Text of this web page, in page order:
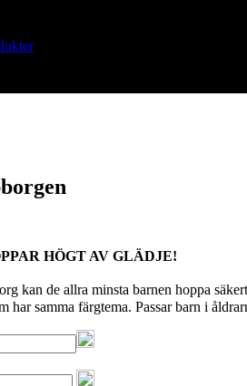
/
HÖGT AV GLÄDJE!
kan de allra minsta barnen hoppa
har samma färgtema. Passar barn i